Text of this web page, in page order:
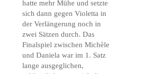
hatte mehr Mühe und setzte
sich dann gegen Violetta in
der Verlängerung noch in
zwei Sätzen durch. Das
Finalspiel zwischen Michèle
und Daniela war im 1. Satz
lange ausgeglichen,